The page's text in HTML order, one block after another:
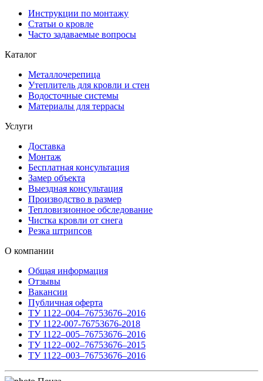
Инструкции по монтажу
Статьи о кровле
Часто задаваемые вопросы
Каталог
Металлочерепица
Утеплитель для кровли и стен
Водосточные системы
Материалы для террасы
Услуги
Доставка
Монтаж
Бесплатная консультация
Замер объекта
Выездная консультация
Производство в размер
Тепловизионное обследование
Чистка кровли от снега
Резка штрипсов
О компании
Общая информация
Отзывы
Вакансии
Публичная оферта
ТУ 1122–004–76753676–2016
ТУ 1122-007-76753676-2018
ТУ 1122–005–76753676–2016
ТУ 1122–002–76753676–2015
ТУ 1122–003–76753676–2016